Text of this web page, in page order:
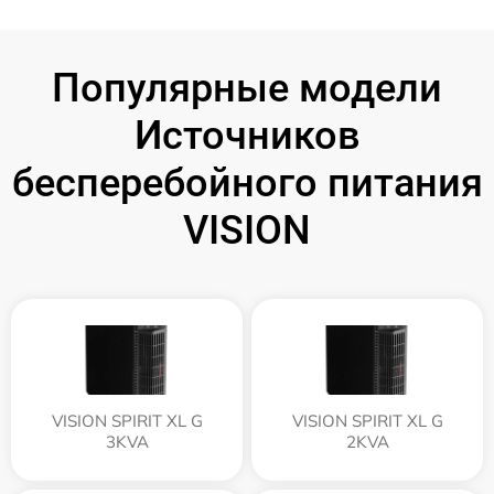
Популярные модели
Источников
бесперебойного питания
VISION
VISION SPIRIT XL G
3KVA
VISION SPIRIT XL G
2KVA